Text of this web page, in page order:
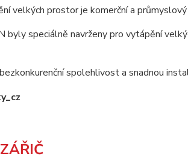
velkých prostor je komerční a
byly speciálně navrženy pro vytápění
spolehlivost a snadnou